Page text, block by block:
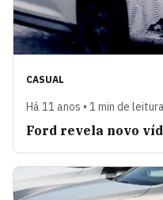
CASUAL
Há 11 anos • 1 min de
Ford revela novo